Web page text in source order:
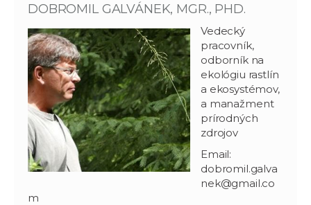
DOBROMIL GALVÁNEK, MGR., PHD.
Vedecký
pracovník,
odborník na
ekológiu rastlín
a ekosystémov,
a manažment
prírodných
zdrojov
Email:
dobromil.galva
nek@gmail.co
m